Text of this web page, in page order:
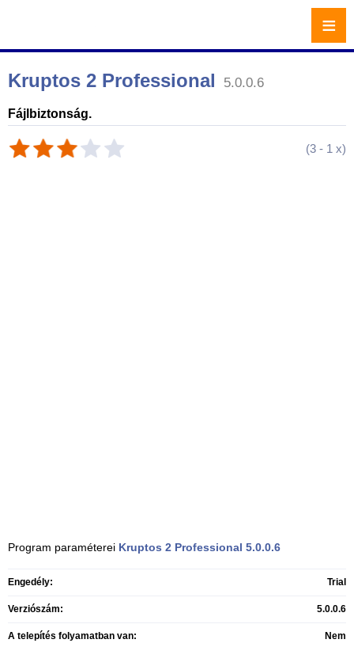
Kruptos 2 Professional 5.0.0.6
Fájlbiztonság.
(3 - 1 x)
Program paraméterei Kruptos 2 Professional 5.0.0.6
Engedély: Trial
Verziószám: 5.0.0.6
A telepítés folyamatban van: Nem
≡